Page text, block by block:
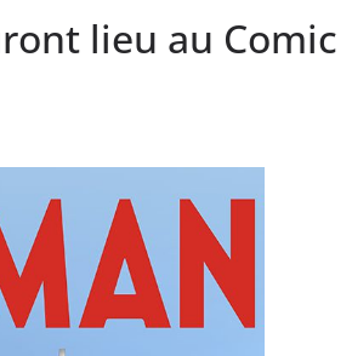
lieu au Comic